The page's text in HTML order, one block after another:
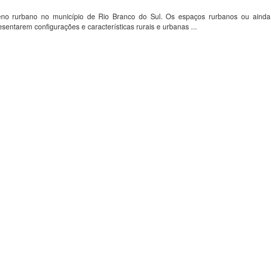
rurbano no município de Rio Branco do Sul. Os espaços rurbanos ou ainda
configurações e características rurais e urbanas ...